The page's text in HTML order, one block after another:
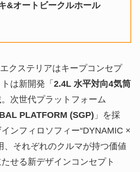
&オートビークルホール
クステリアはキープコンセプ
は新開発「 2.4L 水平対向4気筒
次世代プラットフォーム
PLATFORM (SGP) 」を採
ンフィロソフィー“DYNAMIC ×
、それぞれのクルマが持つ価値
せる新デザインコンセプト